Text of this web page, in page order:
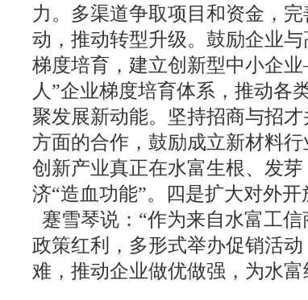
力。多渠道争取项目和资金，
动，推动转型升级。鼓励企业
梯度培育，建立创新型中小企
人”企业梯度培育体系，推动各
聚发展新动能。坚持招商与招
方面的合作，鼓励成立新材料
创新产业真正在水富生根、发
济“造血功能”。四是扩大对外
蹇雪琴说：“作为来自水富工
政策红利，多形式举办促销活
难，推动企业做优做强，为水